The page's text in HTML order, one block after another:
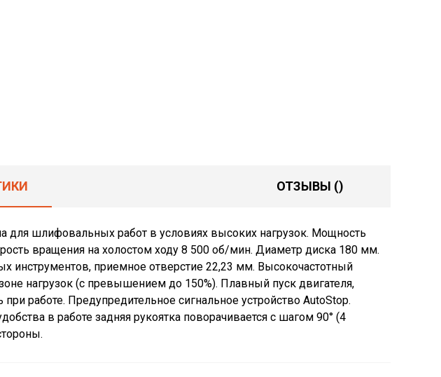
ОТЗЫВЫ ()
шлифовальных работ в условиях высоких нагрузок. Мощность
вращения на холостом ходу 8 500 об/мин. Диаметр диска 180 мм.
инструментов, приемное отверстие 22,23 мм. Высокочастотный
нагрузок (с превышением до 150%). Плавный пуск двигателя,
работе. Предупредительное сигнальное устройство AutoStop.
в работе задняя рукоятка поворачивается с шагом 90° (4